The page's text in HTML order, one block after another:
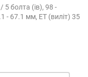
5 болта (ів), 98 -
- 67.1 мм, ET (виліт) 35